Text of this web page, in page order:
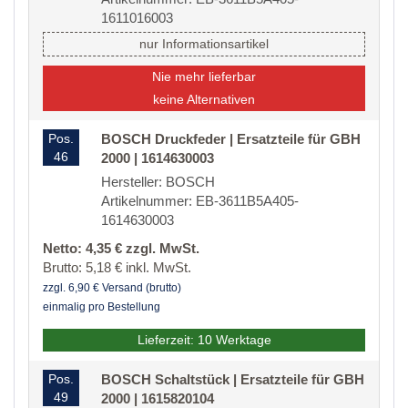
1611016003
nur Informationsartikel
Nie mehr lieferbar
keine Alternativen
Pos.
46
BOSCH Druckfeder | Ersatzteile für GBH
2000 | 1614630003
Hersteller: BOSCH
Artikelnummer: EB-3611B5A405-
1614630003
Netto: 4,35 € zzgl. MwSt.
Brutto: 5,18 € inkl. MwSt.
zzgl. 6,90 € Versand (brutto)
einmalig pro Bestellung
Lieferzeit: 10 Werktage
Pos.
49
BOSCH Schaltstück | Ersatzteile für GBH
2000 | 1615820104